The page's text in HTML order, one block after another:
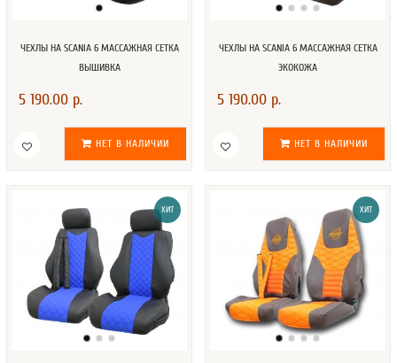
ЧЕХЛЫ НА SCANIA 6 МАССАЖНАЯ СЕТКА
ВЫШИВКА
5 190.00 р.
НЕТ В НАЛИЧИИ
ЧЕХЛЫ НА SCANIA 6 МАССАЖНАЯ СЕТКА
ЭКОКОЖА
5 190.00 р.
НЕТ В НАЛИЧИИ
ХИТ ХИТ